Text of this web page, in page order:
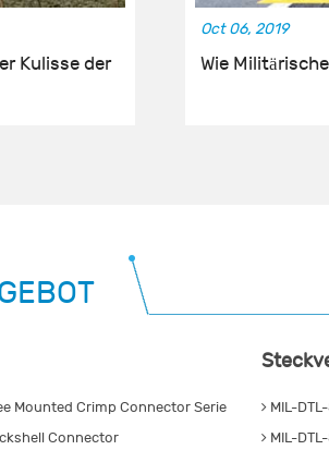
Kulisse der
Oct 06, 2019
Wie
Mounted Crimp Connector Serie
Connector
MIL-
MIL-